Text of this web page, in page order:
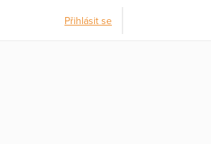
Přihlásit se